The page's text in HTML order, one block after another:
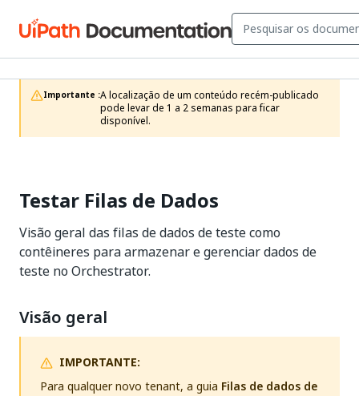
Importante :A localização de um conteúdo recém-publicado
pode levar de 1 a 2 semanas para ficar
disponível.
Testar Filas de Dados
Visão geral das filas de dados de teste como
contêineres para armazenar e gerenciar dados de
teste no Orchestrator.
Visão geral
IMPORTANTE:
Para qualquer novo tenant, a guia Filas de dados de